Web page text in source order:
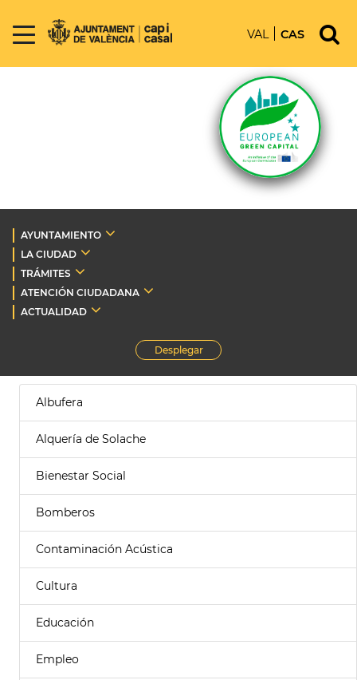
VAL CAS
AYUNTAMIENTO
LA CIUDAD
TRÁMITES
ATENCIÓN CIUDADANA
ACTUALIDAD
Desplegar
Albufera
Alquería de Solache
Bienestar Social
Bomberos
Contaminación Acústica
Cultura
Educación
Empleo